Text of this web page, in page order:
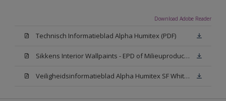
Download Adobe Reader
Technisch Informatieblad Alpha Humitex (PDF)
Sikkens Interior Wallpaints - EPD of Milieuproductverklaring
Veiligheidsinformatieblad Alpha Humitex SF White W05 (MSDS)